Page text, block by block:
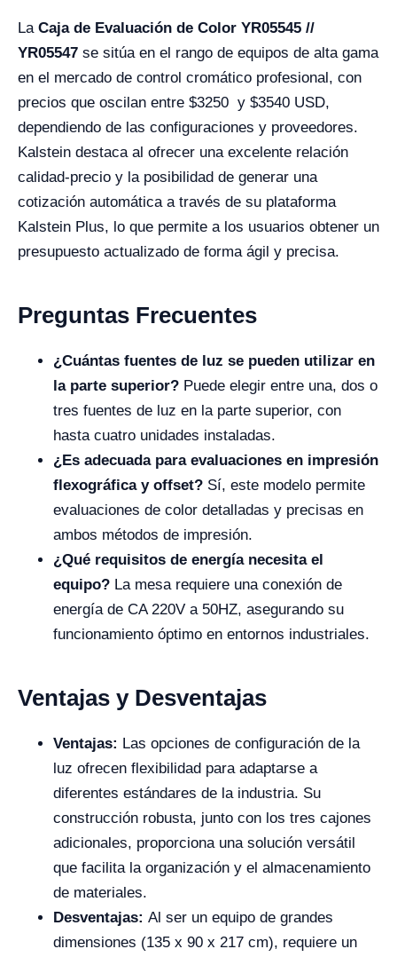
La Caja de Evaluación de Color YR05545 //
YR05547 se sitúa en el rango de equipos de alta gama
en el mercado de control cromático profesional, con
precios que oscilan entre $3250 y $3540 USD,
dependiendo de las configuraciones y proveedores.
Kalstein destaca al ofrecer una excelente relación
calidad-precio y la posibilidad de generar una
cotización automática a través de su plataforma
Kalstein Plus, lo que permite a los usuarios obtener un
presupuesto actualizado de forma ágil y precisa.
Preguntas Frecuentes
¿Cuántas fuentes de luz se pueden utilizar en
la parte superior? Puede elegir entre una, dos o
tres fuentes de luz en la parte superior, con
hasta cuatro unidades instaladas.
¿Es adecuada para evaluaciones en impresión
flexográfica y offset? Sí, este modelo permite
evaluaciones de color detalladas y precisas en
ambos métodos de impresión.
¿Qué requisitos de energía necesita el
equipo? La mesa requiere una conexión de
energía de CA 220V a 50HZ, asegurando su
funcionamiento óptimo en entornos industriales.
Ventajas y Desventajas
Ventajas: Las opciones de configuración de la
luz ofrecen flexibilidad para adaptarse a
diferentes estándares de la industria. Su
construcción robusta, junto con los tres cajones
adicionales, proporciona una solución versátil
que facilita la organización y el almacenamiento
de materiales.
Desventajas: Al ser un equipo de grandes
dimensiones (135 x 90 x 217 cm), requiere un